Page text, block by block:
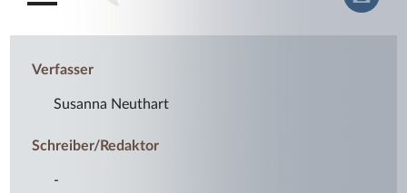
Verfasser
Susanna Neuthart
Schreiber/Redaktor
-